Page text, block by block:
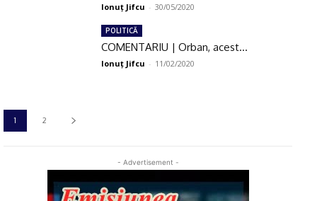
- Advertisement -
Ionuţ Jifcu - 30/05/2020
POLITICĂ
COMENTARIU | Orban, acest…
Ionuţ Jifcu - 11/02/2020
1 2